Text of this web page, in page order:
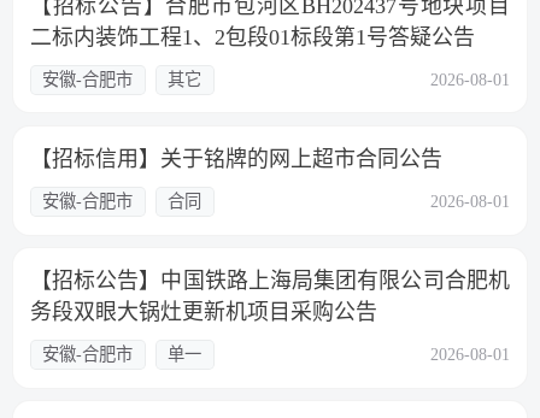
【招标公告】合肥市包河区BH202437号地块项目
二标内装饰工程1、2包段01标段第1号答疑公告
安徽-合肥市 其它 2026-08-01
【招标信用】关于铭牌的网上超市合同公告
安徽-合肥市 合同 2026-08-01
【招标公告】中国铁路上海局集团有限公司合肥机
务段双眼大锅灶更新机项目采购公告
安徽-合肥市 单一 2026-08-01